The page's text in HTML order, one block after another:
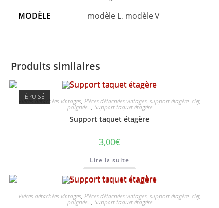
MODÈLE
modèle L, modèle V
Produits similaires
ÉPUISÉ
Pièces détachées vintages, Pièces détachées vintages, support étagère, clef,
poignée..., Support taquet étagère
Support taquet étagère
3,00€
Lire la suite
Pièces détachées vintages, Pièces détachées vintages, support étagère, clef,
poignée..., Support taquet étagère